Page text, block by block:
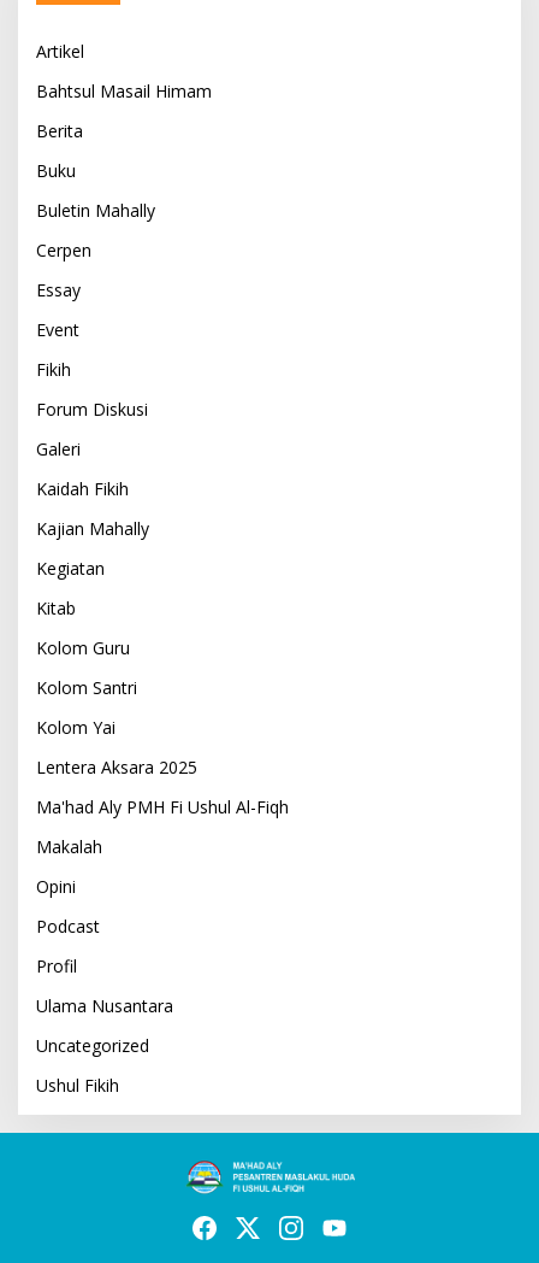
Artikel
Bahtsul Masail Himam
Berita
Buku
Buletin Mahally
Cerpen
Essay
Event
Fikih
Forum Diskusi
Galeri
Kaidah Fikih
Kajian Mahally
Kegiatan
Kitab
Kolom Guru
Kolom Santri
Kolom Yai
Lentera Aksara 2025
Ma'had Aly PMH Fi Ushul Al-Fiqh
Makalah
Opini
Podcast
Profil
Ulama Nusantara
Uncategorized
Ushul Fikih